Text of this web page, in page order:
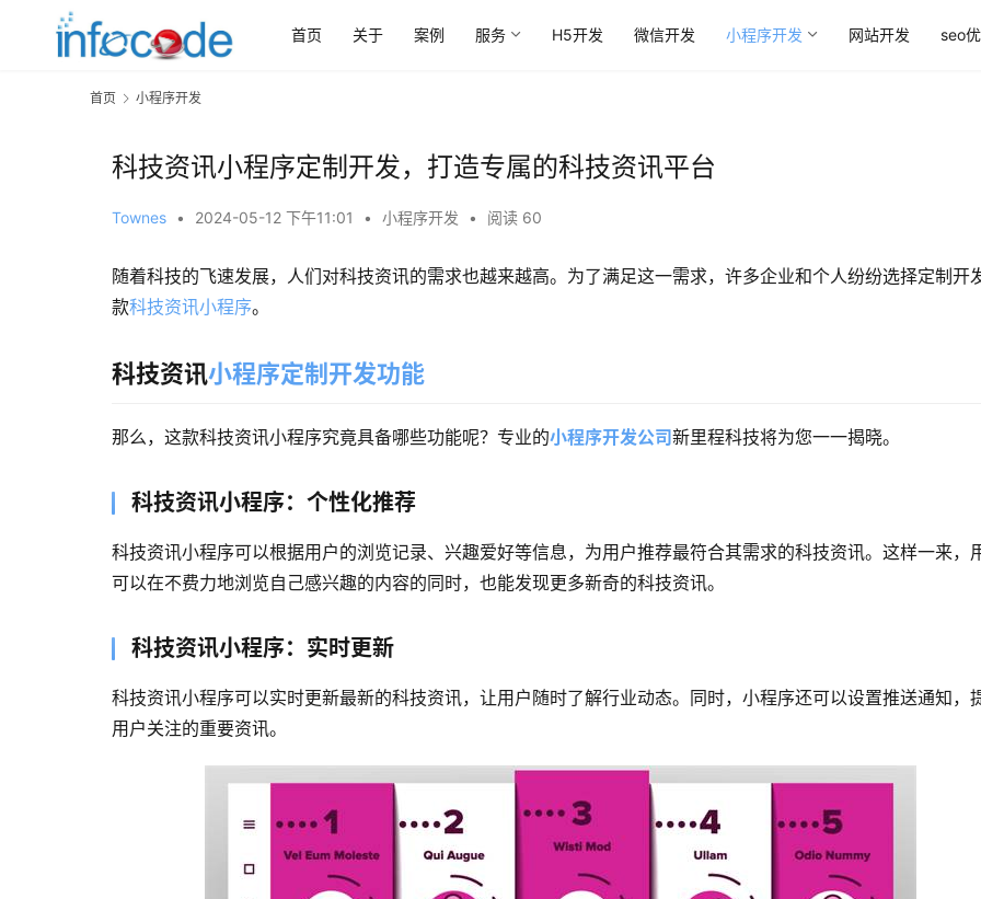
首页 关于 案例 服务 H5开发 微信开发 小程序开发 网站开发 seo
首页 小程序开发
科技资讯小程序定制开发，打造专属的科技资讯平台
Townes • 2024-05-12 下午11:01 • 小程序开发 • 阅读 60
随着科技的飞速发展，人们对科技资讯的需求也越来越高。为了满足这一需求，许多企业和个人纷纷选择定制开
款科技资讯小程序。
科技资讯小程序定制开发功能
那么，这款科技资讯小程序究竟具备哪些功能呢？专业的小程序开发公司新里程科技将为您一一揭晓。
科技资讯小程序：个性化推荐
科技资讯小程序可以根据用户的浏览记录、兴趣爱好等信息，为用户推荐最符合其需求的科技资讯。这样一来，
可以在不费力地浏览自己感兴趣的内容的同时，也能发现更多新奇的科技资讯。
科技资讯小程序：实时更新
科技资讯小程序可以实时更新最新的科技资讯，让用户随时了解行业动态。同时，小程序还可以设置推送通知，
用户关注的重要资讯。